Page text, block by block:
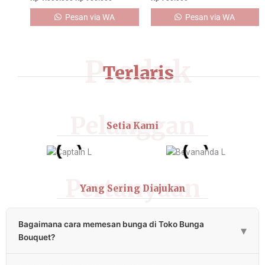
Pesan via WA Pesan via WA
Produk
Terlaris
Pelanggan
Setia Kami
Pertanyaan
Yang Sering Diajukan
Bagaimana cara memesan bunga di Toko Bunga
Bouquet?
▾